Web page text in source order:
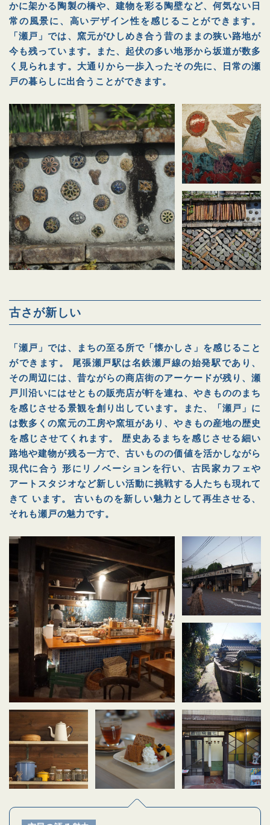
かに架かる陶製の橋や、建物を彩る陶壁など、何気ない日
常の風景に、高いデザイン性を感じることができます。
「瀬戸」では、窯元がひしめき合う昔のままの狭い路地が
今も残っています。また、起伏の多い地形から坂道が数多
く見られます。大通りから一歩入ったその先に、日常の瀬
戸の暮らしに出合うことができます。
古さが新しい
「瀬戸」では、まちの至る所で「懐かしさ」を感じること
ができます。 尾張瀬戸駅は名鉄瀬戸線の始発駅であり、
その周辺には、昔ながらの商店街のアーケードが残り、瀬
戸川沿いにはせともの販売店が軒を連ね、やきもののまち
を感じさせる景観を創り出しています。また、「瀬戸」に
は数多くの窯元の工房や窯垣があり、やきもの産地の歴史
を感じさせてくれます。 歴史あるまちを感じさせる細い
路地や建物が残る一方で、古いものの価値を活かしながら
現代に合う 形にリノベーションを行い、古民家カフェや
アートスタジオなど新しい活動に挑戦する人たちも現れて
きて います。 古いものを新しい魅力として再生させる、
それも瀬戸の魅力です。